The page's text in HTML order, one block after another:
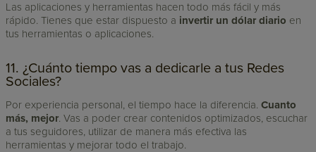
Las aplicaciones y herramientas hacen todo más fácil y más
rápido. Tienes que estar dispuesto a invertir un dólar diario en
tus herramientas o aplicaciones.
11. ¿Cuánto tiempo vas a dedicarle a tus Redes
Sociales?
Por experiencia personal, el tiempo hace la diferencia.Cuanto
más, mejor. Vas a poder crear contenidos optimizados, escuchar
a tus seguidores, utilizar de manera más efectiva las
herramientas y mejorar todo el trabajo.